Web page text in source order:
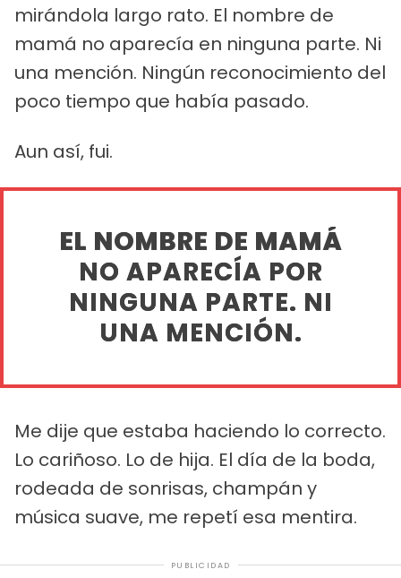
mirándola largo rato. El nombre de
mamá no aparecía en ninguna parte. Ni
una mención. Ningún reconocimiento del
poco tiempo que había pasado.
Aun así, fui.
EL NOMBRE DE MAMÁ
NO APARECÍA POR
NINGUNA PARTE. NI
UNA MENCIÓN.
Me dije que estaba haciendo lo correcto.
Lo cariñoso. Lo de hija. El día de la boda,
rodeada de sonrisas, champán y
música suave, me repetí esa mentira.
PUBLICIDAD